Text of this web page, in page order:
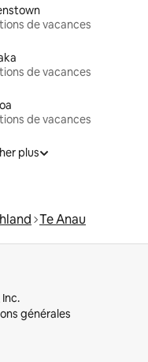
de vacances
de vacances
de vacances
plus
Te Anau
générales